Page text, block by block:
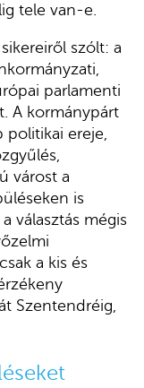
tele van-e.
szólt: a
parlamenti
A kormánypárt
politikai ereje,
várost a
is
választás mégis
a kis és
Szentendréig,